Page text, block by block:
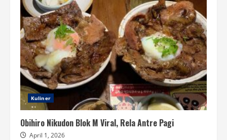
Kuliner
Obihiro Nikudon Blok M Viral, Rela Antre Pagi
April 1, 2026